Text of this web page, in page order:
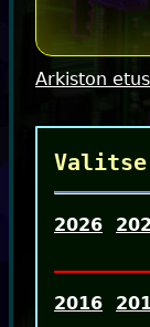
Arkiston
2026
2016